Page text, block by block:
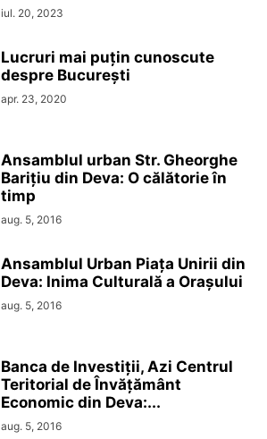
iul. 20, 2023
Lucruri mai puțin cunoscute
despre București
apr. 23, 2020
Ansamblul urban Str. Gheorghe
Barițiu din Deva: O călătorie în
timp
aug. 5, 2016
Ansamblul Urban Piața Unirii din
Deva: Inima Culturală a Orașului
aug. 5, 2016
Banca de Investiții, Azi Centrul
Teritorial de Învățământ
Economic din Deva:...
aug. 5, 2016